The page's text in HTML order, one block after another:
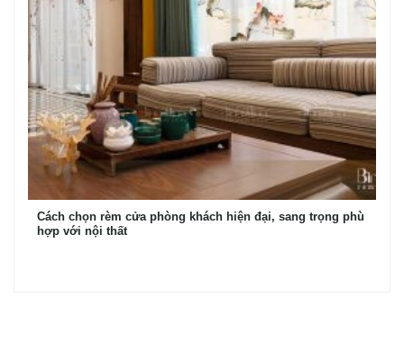
Cách chọn rèm cửa phòng khách hiện đại, sang trọng phù
hợp với nội thất